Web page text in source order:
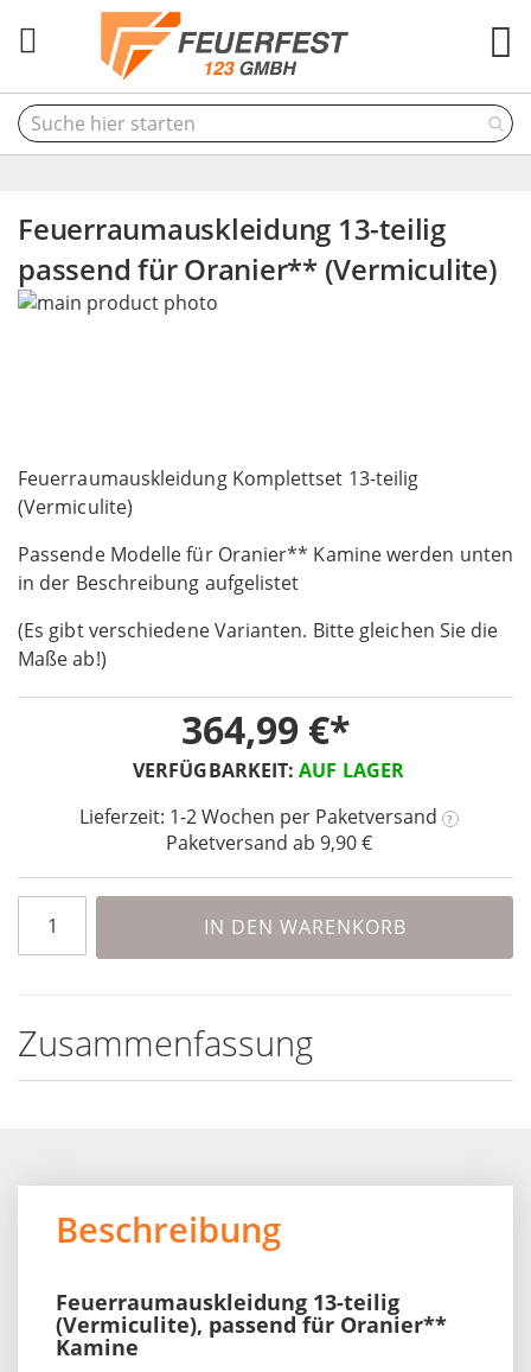
Feuerraumauskleidung 13-teilig
passend für Oranier** (Vermiculite)
Feuerraumauskleidung Komplettset 13-teilig
(Vermiculite)
Passende Modelle für Oranier** Kamine werden unten
in der Beschreibung aufgelistet
(Es gibt verschiedene Varianten. Bitte gleichen Sie die
Maße ab!)
VERFÜGBARKEIT:AUF LAGER
Lieferzeit: 1-2 Wochen per Paketversand ?
Paketversand ab 9,90 €
364,99 €
IN DEN WARENKORB
Zusammenfassung
Skip
gallery
to
the
of
the
gallery
Beschreibung
Feuerraumauskleidung 13-teilig
(Vermiculite), passend für Oranier**
Kamine